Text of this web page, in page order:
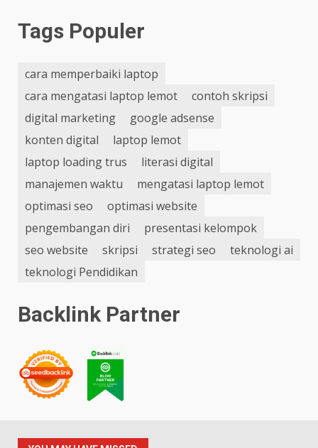
Tags Populer
cara memperbaiki laptop
cara mengatasi laptop lemot
contoh skripsi
digital marketing
google adsense
konten digital
laptop lemot
laptop loading trus
literasi digital
manajemen waktu
mengatasi laptop lemot
optimasi seo
optimasi website
pengembangan diri
presentasi kelompok
seo website
skripsi strategi seo
teknologi ai
teknologi Pendidikan
Backlink Partner